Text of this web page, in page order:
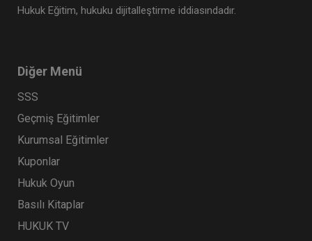
Hukuk Eğitim, hukuku dijitalleştirme iddiasındadır.
Diğer Menü
SSS
Geçmiş Eğitimler
Kurumsal Eğitimler
Kuponlar
Hukuk Oyun
Basılı Kitaplar
HUKUK TV